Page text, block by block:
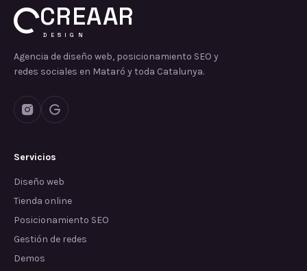
CREAAR
DESIGN
Agencia de diseño web, posicionamiento SEO y
redes sociales en Mataró y toda Catalunya.
Servicios
Diseño web
Tienda online
Posicionamiento SEO
Gestión de redes
Demos